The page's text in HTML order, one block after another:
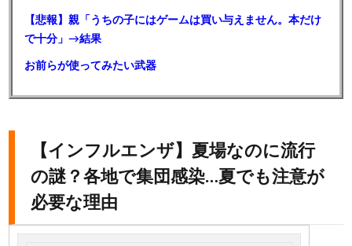
【悲報】親「うちの子にはゲームは買い与えません。本だけ
で十分」→結果
お前らが使ってみたい武器
【インフルエンザ】夏場なのに流行
の謎？各地で集団感染…夏でも注意が
必要な理由